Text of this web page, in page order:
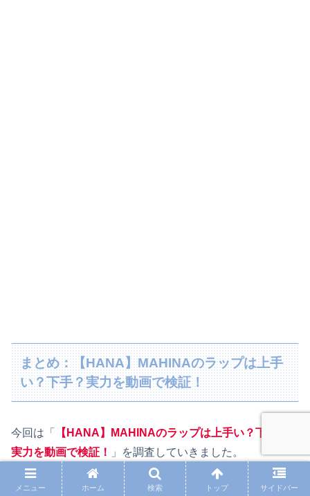
まとめ：【HANA】MAHINAのラップは上手
い？下手？実力を動画で検証！
今回は「
【HANA】MAHINAのラップは上手い？下手？
実力を動画で検証！
」を調査していきました。
メニュー ホーム 検索 トップ サイドバー